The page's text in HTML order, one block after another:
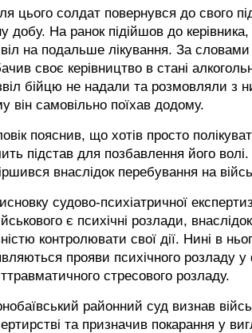
цього солдат повернувся до свого
добу. На ранок підійшов до
на подальше лікування. За словами
своє керівництво в стані
бійцю не надали та розмовляли з
він самовільно поїхав додому.
пояснив, що хотів просто
підстав для позбавлення його
внаслідок перебування на
судово-психіатричної
є психічні розлади,
контролювати свої дії. Нині в
прояви психічного розладу у
стресового розладу.
районний суд визнав
та призначив покарання у